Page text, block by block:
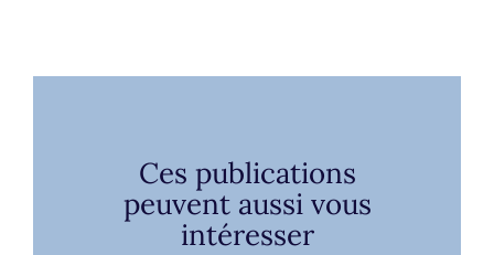
Ces publications
peuvent aussi vous
intéresser